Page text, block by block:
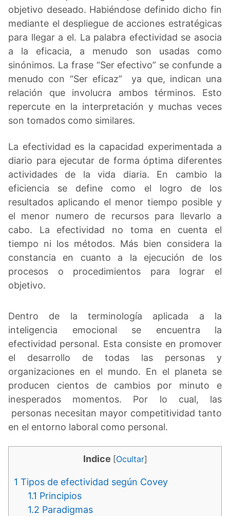
objetivo deseado. Habiéndose definido dicho fin
mediante el despliegue de acciones estratégicas
para llegar a el. La palabra efectividad se asocia
a la eficacia, a menudo son usadas como
sinónimos. La frase “Ser efectivo” se confunde a
menudo con “Ser eficaz” ya que, indican una
relación que involucra ambos términos. Esto
repercute en la interpretación y muchas veces
son tomados como similares.
La efectividad es la capacidad experimentada a
diario para ejecutar de forma óptima diferentes
actividades de la vida diaria. En cambio la
eficiencia se define como el logro de los
resultados aplicando el menor tiempo posible y
el menor numero de recursos para llevarlo a
cabo. La efectividad no toma en cuenta el
tiempo ni los métodos. Más bien considera la
constancia en cuanto a la ejecución de los
procesos o procedimientos para lograr el
objetivo.
Dentro de la terminología aplicada a la
inteligencia emocional se encuentra la
efectividad personal. Esta consiste en promover
el desarrollo de todas las personas y
organizaciones en el mundo. En el planeta se
producen cientos de cambios por minuto e
inesperados momentos. Por lo cual, las
personas necesitan mayor competitividad tanto
en el entorno laboral como personal.
Indice [Ocultar]
1 Tipos de efectividad según Covey
1.1 Principios
1.2 Paradigmas